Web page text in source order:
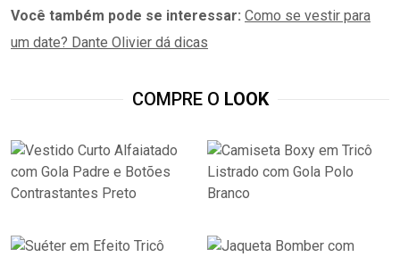
Você também pode se interessar: Como se vestir para
um date? Dante Olivier dá dicas
COMPRE O LOOK